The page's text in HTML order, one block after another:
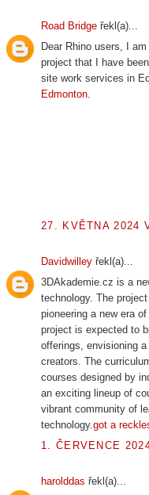
Road Bridge řekl(a)...
Dear Rhino users, I
project that I have
site work services in
Edmonton.
27. KVĚTNA 2024
Davidwilley řekl(a)...
3DAkademie.cz is a
technology. The
pioneering a new era
project is expected to
offerings, envisioning
creators. The
courses designed by
an exciting lineup of
vibrant community of
technology.got a
1. ČERVENCE
harolddas řekl(a)...